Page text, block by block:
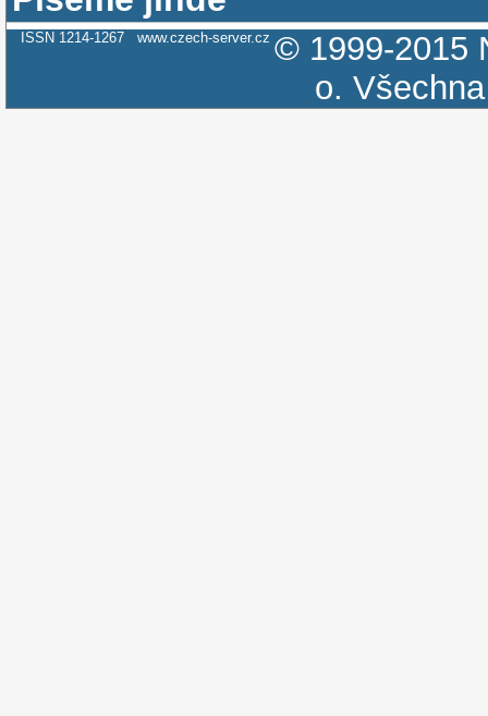
ISSN 1214-1267 www.czech-server.cz © 1999-2015
o.